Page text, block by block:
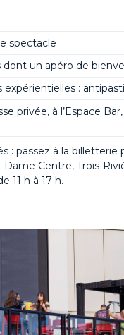
spectacle
dont un apéro de
expérientielles :
privée, à l’Espace
: passez à la billetterie
Centre, Trois-
11 h à 17 h.